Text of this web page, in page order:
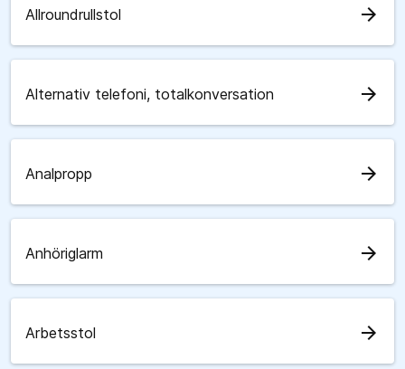
Allroundrullstol arrow_forward
Alternativ telefoni, totalkonversation arrow_forward
Analpropp arrow_forward
Anhöriglarm arrow_forward
Arbetsstol arrow_forward